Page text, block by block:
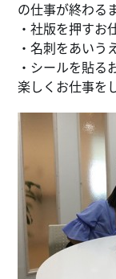
の仕事が終わる
・社版を押すお
・名刺をあいう
・シールを貼る
楽しくお仕事を